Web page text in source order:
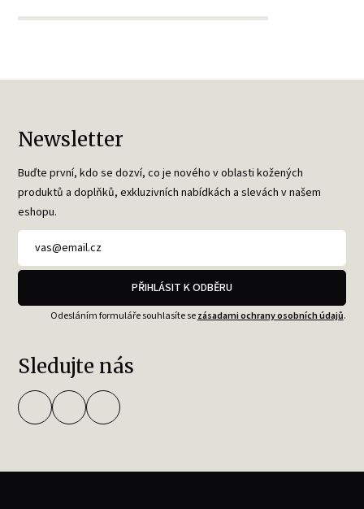
Newsletter
Buďte první, kdo se dozví, co je nového v oblasti kožených
produktů a doplňků, exkluzivních nabídkách a slevách v našem
eshopu.
PŘIHLÁSIT K ODBĚRU
Odesláním formuláře souhlasíte sezásadami ochrany osobních údajů.
Sledujte nás